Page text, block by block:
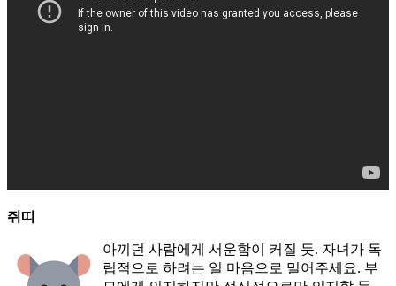
쥐띠
아끼던 사람에게 서운함이 커질 듯. 자녀가 독
립적으로 하려는 일 마음으로 밀어주세요. 부